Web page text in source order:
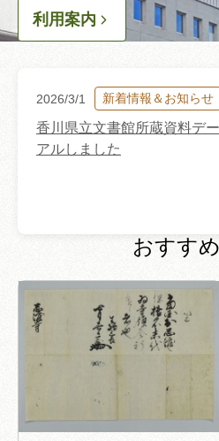
利用案内
お知らせ
2026/3/1 新着情報＆お知らせ
香川県立文書館所蔵資料デ
アルしました
おすす